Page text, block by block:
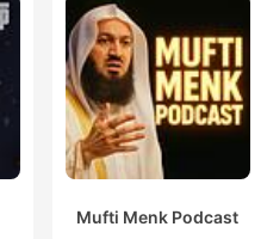
Mufti Menk Podcast